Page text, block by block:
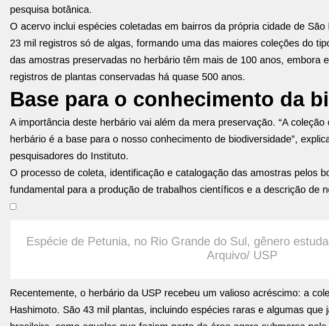
pesquisa botânica.
O acervo inclui espécies coletadas em bairros da própria cidade de
23 mil registros só de algas, formando uma das maiores coleções do
das amostras preservadas no herbário têm mais de 100 anos, embora
registros de plantas conservadas há quase 500 anos.
Base para o conhecimento da
A importância deste herbário vai além da mera preservação. “A
herbário é a base para o nosso conhecimento de biodiversidade”,
pesquisadores do Instituto.
O processo de coleta, identificação e catalogação das amostras pelos
fundamental para a produção de trabalhos científicos e a descrição de
Espécie de Petunia, no Rio Grande do Sul, gênero
Arquivo/ USP
Recentemente, o herbário da USP recebeu um valioso acréscimo: a
Hashimoto. São 43 mil plantas, incluindo espécies raras e algumas